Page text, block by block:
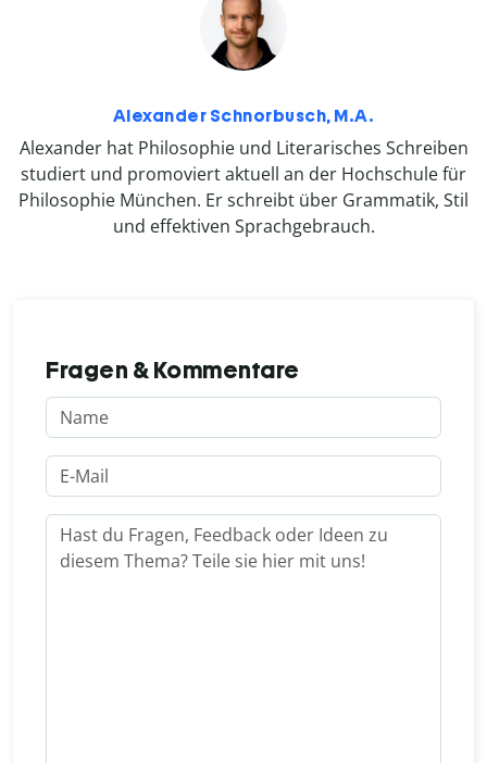
Alexander Schnorbusch, M.A.
Alexander hat Philosophie und Literarisches Schreiben
studiert und promoviert aktuell an der Hochschule für
Philosophie München. Er schreibt über Grammatik, Stil
und effektiven Sprachgebrauch.
Fragen & Kommentare